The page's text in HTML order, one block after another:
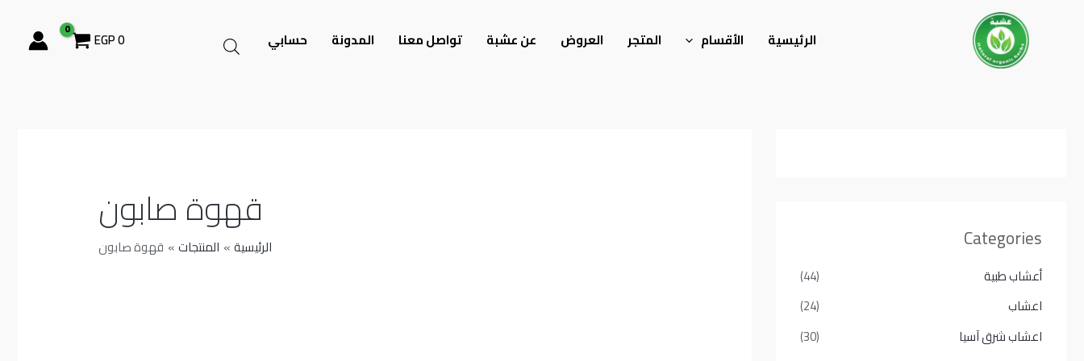
الرئيسية الأقسام المتجر العروض عن عشبة تواصل معنا المدونة حسابي EGP0
Categories
أعشاب طبية
(44)
اعشاب
(24)
اعشاب شرق آسيا
(30)
قهوة صابون
الرئيسية المنتجات قهوة صابون